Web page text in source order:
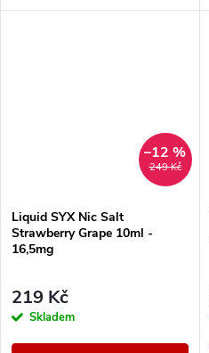
sebou nese nenápadné lehce
249 Kč
–12 %
Liquid SYX Nic Salt
Strawberry Grape 10ml -
16,5mg
219 Kč
Skladem